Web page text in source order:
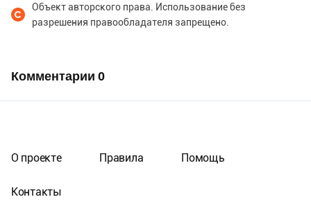
Объект авторского права. Использование без
разрешения правообладателя запрещено.
Комментарии 0
О проекте Правила Помощь
Контакты